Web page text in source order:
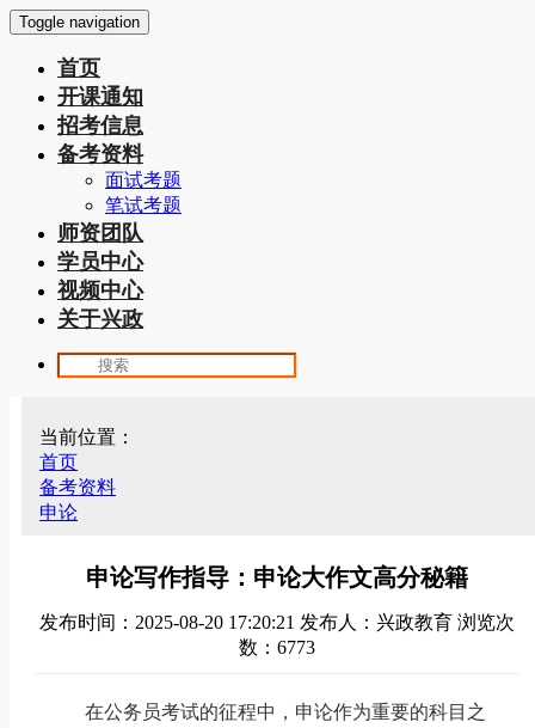
Toggle navigation
首页
开课通知
招考信息
备考资料
面试考题
笔试考题
师资团队
学员中心
视频中心
关于兴政
当前位置：
首页
备考资料
申论
申论写作指导：申论大作文高分秘籍
发布时间：2025-08-20 17:20:21 发布人：兴政教育 浏览次
数：6773
在公务员考试的征程中，申论作为重要的科目之